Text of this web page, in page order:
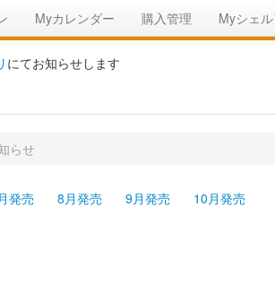
Myカレンダー 購入管理 Myシェ
にてお知らせします
らせ
発売 8月発売 9月発売 10月発売